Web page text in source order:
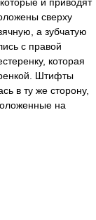
сверху
а зубчатую
с правой
которая
Штифты
в ту же сторону,
на